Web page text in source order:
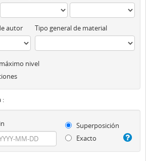
autor Tipo general de material
nivel
:
Superposición
Exacto